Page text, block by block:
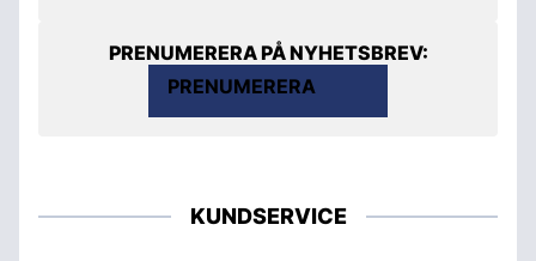
PRENUMERERA PÅ NYHETSBREV:
PRENUMERERA
KUNDSERVICE